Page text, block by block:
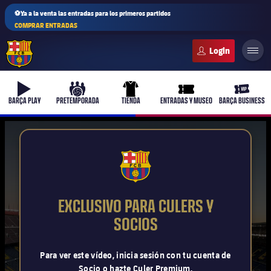
⚽Ya a la venta las entradas para los primeros partidos
COMPRAR ENTRADAS
b-play
BARÇA PLAY
culers-ball
PRETEMPORADA
uniform
TIENDA
ticket-full
ENTRADAS Y MUSEO
ticket-
BARÇA BUSINESS
Actualidad
Barça Atlètic
plusicon
más
FCB Barcelona badge
EXCLUSIVO PARA CULERS Y
SOCIOS
Para ver este vídeo, inicia sesión con tu cuenta de
Socio o hazte Culer Premium.